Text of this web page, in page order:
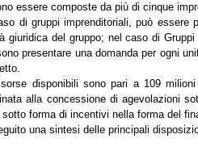
essere composte da più di cinque
di gruppi imprenditoriali, può essere
giuridica del gruppo; nel caso di
presentare una domanda per ogni
disponibili sono pari a 109
alla concessione di agevolazioni
sotto forma di incentivi nella forma del
una sintesi delle principali